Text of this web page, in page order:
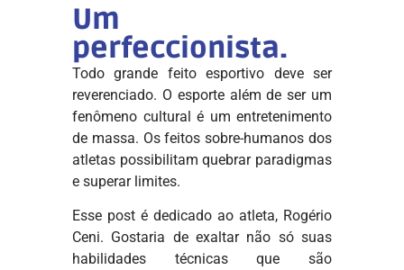
Um
perfeccionista.
Todo grande feito esportivo deve ser
reverenciado. O esporte além de ser um
fenômeno cultural é um entretenimento
de massa. Os feitos sobre-humanos dos
atletas possibilitam quebrar paradigmas
e superar limites.
Esse post é dedicado ao atleta, Rogério
Ceni. Gostaria de exaltar não só suas
habilidades técnicas que são